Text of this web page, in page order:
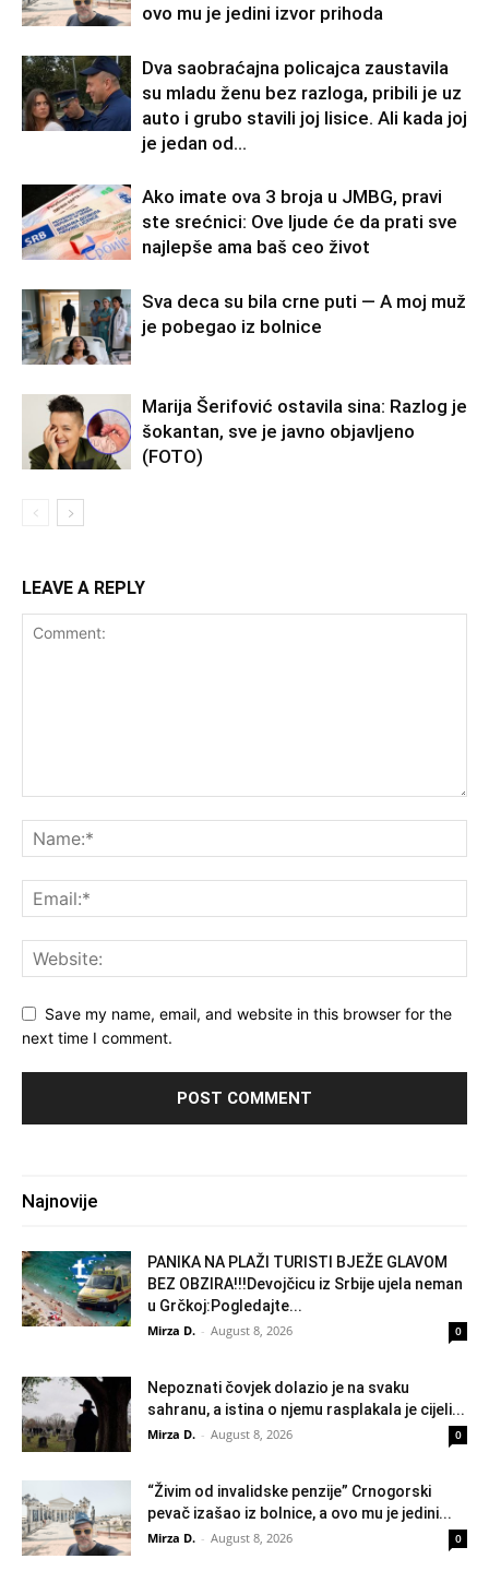
ovo mu je jedini izvor prihoda
Dva saobraćajna policajca zaustavila
su mladu ženu bez razloga, pribili je uz
auto i grubo stavili joj lisice. Ali kada joj
je jedan od...
Ako imate ova 3 broja u JMBG, pravi
ste srećnici: Ove ljude će da prati sve
najlepše ama baš ceo život
Sva deca su bila crne puti — A moj muž
je pobegao iz bolnice
Marija Šerifović ostavila sina: Razlog je
šokantan, sve je javno objavljeno
(FOTO)
LEAVE A REPLY
Save my name, email, and website in this browser for the
next time I comment.
Najnovije
PANIKA NA PLAŽI TURISTI BJEŽE GLAVOM
BEZ OBZIRA!!!Devojčicu iz Srbije ujela neman
u Grčkoj:Pogledajte...
Mirza D. - August 8, 2026 0
Nepoznati čovjek dolazio je na svaku
sahranu, a istina o njemu rasplakala je cijeli...
Mirza D. - August 8, 2026 0
“Živim od invalidske penzije” Crnogorski
pevač izašao iz bolnice, a ovo mu je jedini...
Mirza D. - August 8, 2026 0